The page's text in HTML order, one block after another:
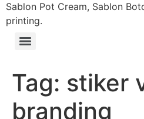
Sablon Pot Cream, Sablon
printing.
Tag: stiker
branding